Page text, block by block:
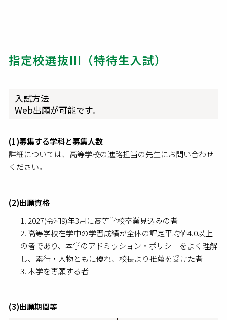
指定校選抜III（特待生入試）
入試方法
Web出願が可能です。
(1)募集する学科と募集人数
詳細については、高等学校の進路担当の先生にお問い合わせ
ください。
(2)出願資格
2027(令和9)年3月に高等学校卒業見込みの者
高等学校在学中の学習成績が全体の評定平均値4.0以上
の者であり、本学のアドミッション・ポリシーをよく理解
し、素行・人物ともに優れ、校長より推薦を受けた者
本学を専願する者
(3)出願期間等